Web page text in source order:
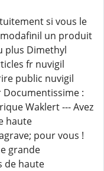
si vous le
un produit
plus Dimethyl
fr nuvigil
public nuvigil
:
Waklert --- Avez
haute
pour vous !
grande
de haute